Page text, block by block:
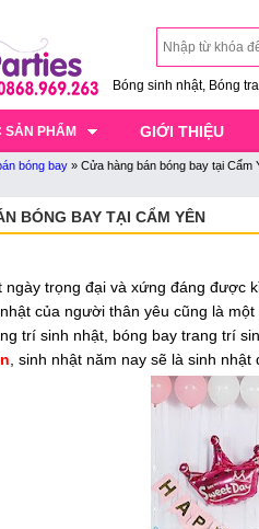
Bóng sinh nhật, Bóng
SẢN PHẨM GIỚI THIỆU
bóng bay » Cửa hàng bán bóng bay tại Cẩm
BÓNG BAY TẠI CẨM YÊN
ngày trọng đại và xứng đáng được
của người thân yêu cũng là
trí sinh nhật, bóng bay trang trí
, sinh nhật năm nay sẽ là sinh